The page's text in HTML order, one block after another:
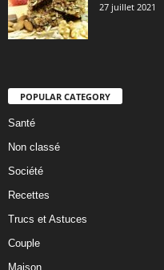
27 juillet 2021
POPULAR CATEGORY
Santé
Non classé
Société
Recettes
Trucs et Astuces
Couple
Maison